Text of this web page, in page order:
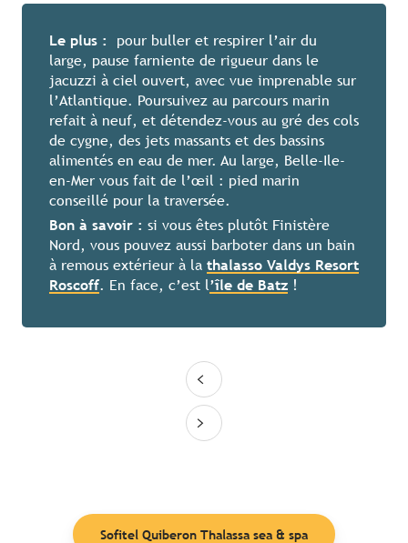
Le plus :
pour buller et respirer l’air du
large, pause farniente de rigueur dans le
jacuzzi à ciel ouvert, avec vue imprenable sur
l’Atlantique. Poursuivez au parcours marin
refait à neuf, et détendez-vous au gré des cols
de cygne, des jets massants et des bassins
alimentés en eau de mer. Au large, Belle-Ile-
en-Mer vous fait de l’œil : pied marin
conseillé pour la traversée.
Bon à savoir : si vous êtes plutôt Finistère
Nord, vous pouvez aussi barboter dans un bain
à remous extérieur à la thalasso Valdys Resort
Roscoff. En face, c’est l’île de Batz !
Sofitel Quiberon Thalassa sea & spa